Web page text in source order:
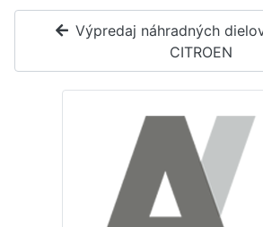
Výpredaj náhradných
CITROEN